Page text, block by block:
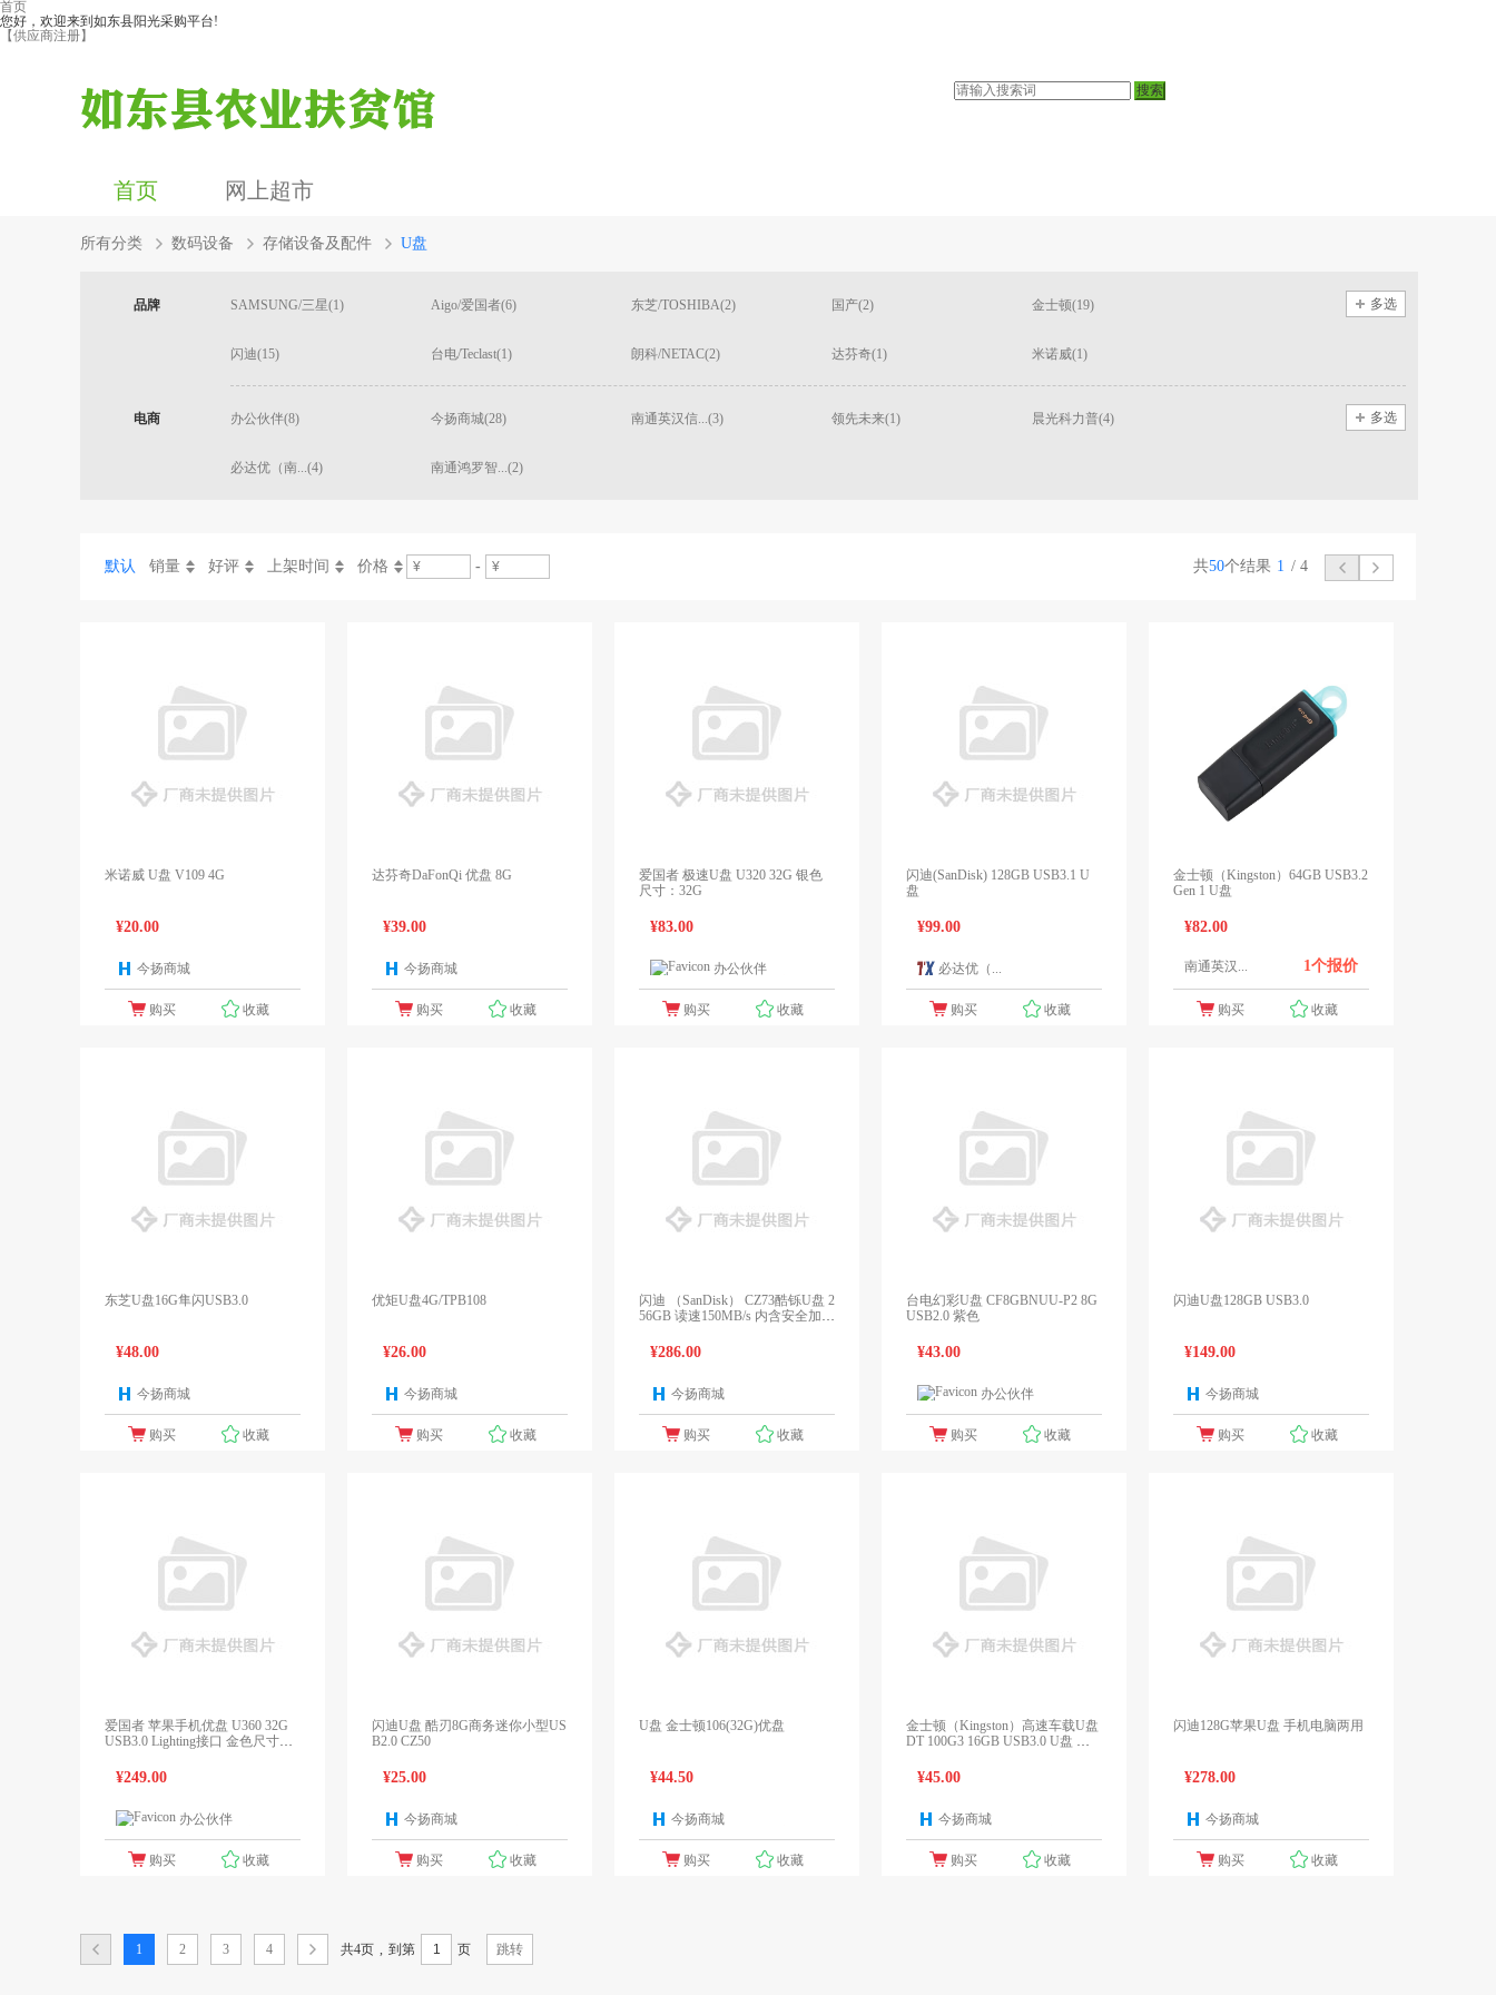
首页
您好，欢迎来到如东县阳光采购平台!
【供应商注册】
首页 网上超市
所有分类 数码设备 存储设备及配件 U盘
品牌 多选
SAMSUNG/三星(1) Aigo/爱国者(6) 东芝/TOSHIBA(2) 国产(2) 金士顿(19)
闪迪(15) 台电/Teclast(1) 朗科/NETAC(2) 达芬奇(1) 米诺威(1)
电商 多选
办公伙伴(8) 今扬商城(28) 南通英汉信...(3) 领先未来(1) 晨光科力普(4)
必达优（南...(4) 南通鸿罗智...(2)
默认 销量 好评 上架时间 价格 - 共50个结果 1 / 4
米诺威 U盘 V109 4G
¥20.00
今扬商城
购买 收藏
达芬奇DaFonQi 优盘 8G
¥39.00
今扬商城
购买 收藏
爱国者 极速U盘 U320 32G 银色
尺寸：32G
¥83.00
办公伙伴
购买 收藏
闪迪(SanDisk) 128GB USB3.1 U
盘
¥99.00
必达优（...
购买 收藏
金士顿（Kingston）64GB USB3.2
Gen 1 U盘
¥82.00
南通英汉... 1个报价
购买 收藏
东芝U盘16G隼闪USB3.0
¥48.00
今扬商城
购买 收藏
优矩U盘4G/TPB108
¥26.00
今扬商城
购买 收藏
闪迪 （SanDisk） CZ73酷铄U盘 2
56GB 读速150MB/s 内含安全加密
¥286.00
今扬商城
购买 收藏
台电幻彩U盘 CF8GBNUU-P2 8G
USB2.0 紫色
¥43.00
办公伙伴
购买 收藏
闪迪U盘128GB USB3.0
¥149.00
今扬商城
购买 收藏
爱国者 苹果手机优盘 U360 32G
USB3.0 Lighting接口 金色尺寸：6
¥249.00
办公伙伴
购买 收藏
闪迪U盘 酷刃8G商务迷你小型US
B2.0 CZ50
¥25.00
今扬商城
购买 收藏
U盘 金士顿106(32G)优盘
¥44.50
今扬商城
购买 收藏
金士顿（Kingston）高速车载U盘
DT 100G3 16GB USB3.0 U盘 黑
¥45.00
今扬商城
购买 收藏
闪迪128G苹果U盘 手机电脑两用
¥278.00
今扬商城
购买 收藏
1 2 3 4 共4页 到第 页 跳转